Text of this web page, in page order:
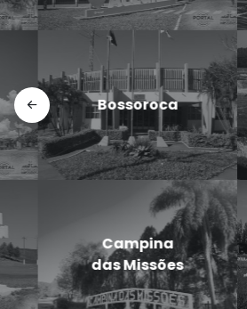
Dezesseis de
Novembro
Entre-Ijuís